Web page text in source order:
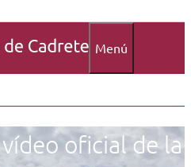
Menú
vídeo oficial de la